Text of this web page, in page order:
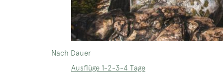
Nach Dauer
Ausflüge 1-2-3-4 Tage